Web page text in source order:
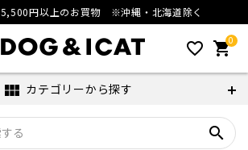
5,500円以上のお買物 ※沖縄・北海道除く
favorite_outline 0
shopping_cart
view_module カテゴリーから探す
search